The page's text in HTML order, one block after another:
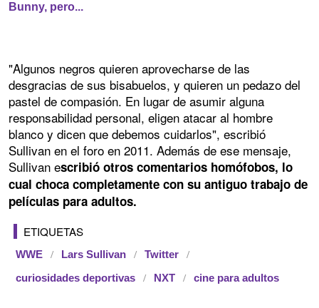
Bunny, pero...
"Algunos negros quieren aprovecharse de las
desgracias de sus bisabuelos, y quieren un pedazo del
pastel de compasión. En lugar de asumir alguna
responsabilidad personal, eligen atacar al hombre
blanco y dicen que debemos cuidarlos", escribió
Sullivan en el foro en 2011. Además de ese mensaje,
Sullivan escribió otros comentarios homófobos, lo
cual choca completamente con su antiguo trabajo de
películas para adultos.
ETIQUETAS
WWE Lars Sullivan Twitter
curiosidades deportivas NXT cine para adultos